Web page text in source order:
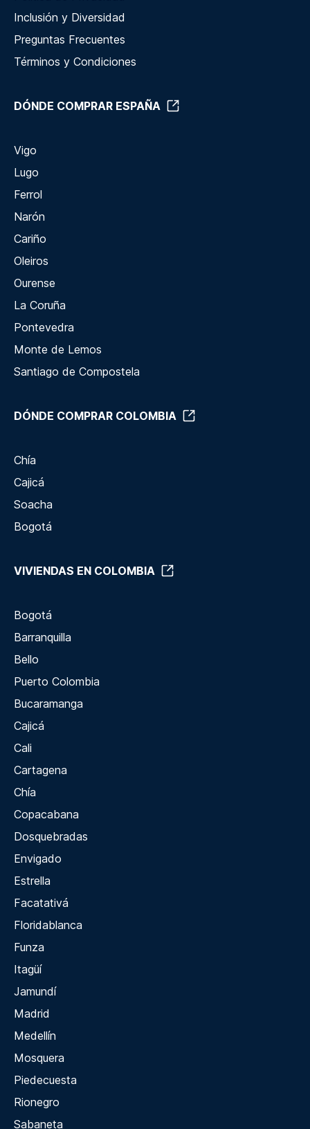
Inclusión y Diversidad
Preguntas Frecuentes
Términos y Condiciones
DÓNDE COMPRAR ESPAÑA
Vigo
Lugo
Ferrol
Narón
Cariño
Oleiros
Ourense
La Coruña
Pontevedra
Monte de Lemos
Santiago de Compostela
DÓNDE COMPRAR COLOMBIA
Chía
Cajicá
Soacha
Bogotá
VIVIENDAS EN COLOMBIA
Bogotá
Barranquilla
Bello
Puerto Colombia
Bucaramanga
Cajicá
Cali
Cartagena
Chía
Copacabana
Dosquebradas
Envigado
Estrella
Facatativá
Floridablanca
Funza
Itagüí
Jamundí
Madrid
Medellín
Mosquera
Piedecuesta
Rionegro
Sabaneta